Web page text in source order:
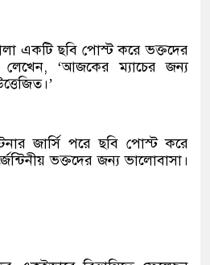
একটি ছবি পোস্ট করে ভক্তদের
লেখেন, ‘আজকের ম্যাচের জন্য
জার্সি পরে ছবি পোস্ট করে
ভক্তদের জন্য ভালোবাসা।